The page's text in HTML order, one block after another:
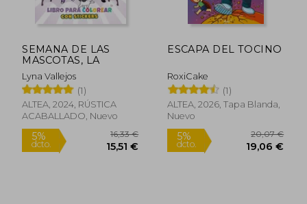
SEMANA DE LAS
MASCOTAS, LA
Lyna Vallejos
(1)
ALTEA, 2024, RÚSTICA
ACABALLADO, Nuevo
ESCAPA DEL TOCINO
RoxiCake
(1)
ALTEA, 2026, Tapa Blanda,
Nuevo